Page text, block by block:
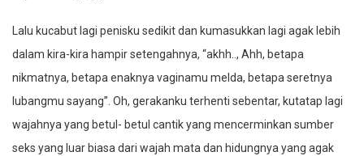
Lalu kucabut lagi penisku sedikit dan kumasukkan lagi agak lebih
dalam kira-kira hampir setengahnya, “akhh.., Ahh, betapa
nikmatnya, betapa enaknya vaginamu melda, betapa seretnya
lubangmu sayang”. Oh, gerakanku terhenti sebentar, kutatap lagi
wajahnya yang betul- betul cantik yang mencerminkan sumber
seks yang luar biasa dari wajah mata dan hidungnya yang agak